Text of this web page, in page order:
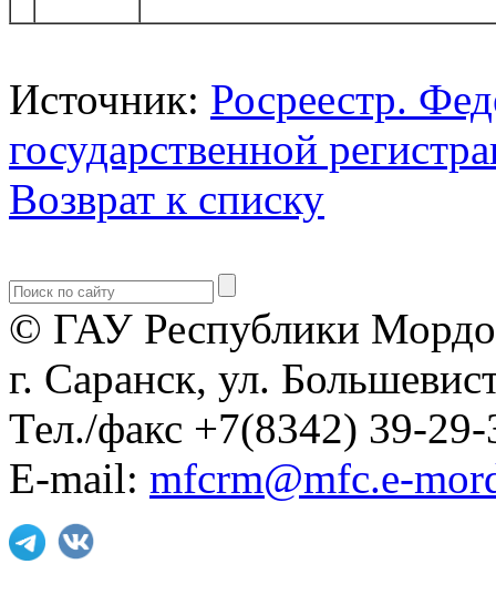
Источник: Росреестр.
государственной
Возврат к списку
© ГАУ Республики
г. Саранск, ул.
Тел./факс +7(8342) 39-29-
E-mail: mfcrm@mfc.e-